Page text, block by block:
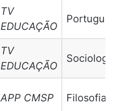
TV
EDUCAÇÃO
TV
EDUCAÇÃO
APP CMSP Filosofia